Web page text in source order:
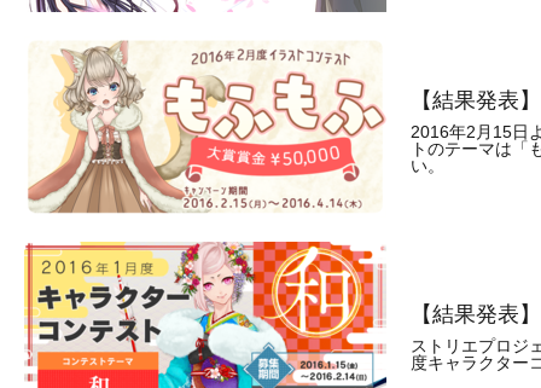
【結果発表
2016年2月15日
トのテーマは「
い。
【結果発表
ストリエプロジ
度キャラクター